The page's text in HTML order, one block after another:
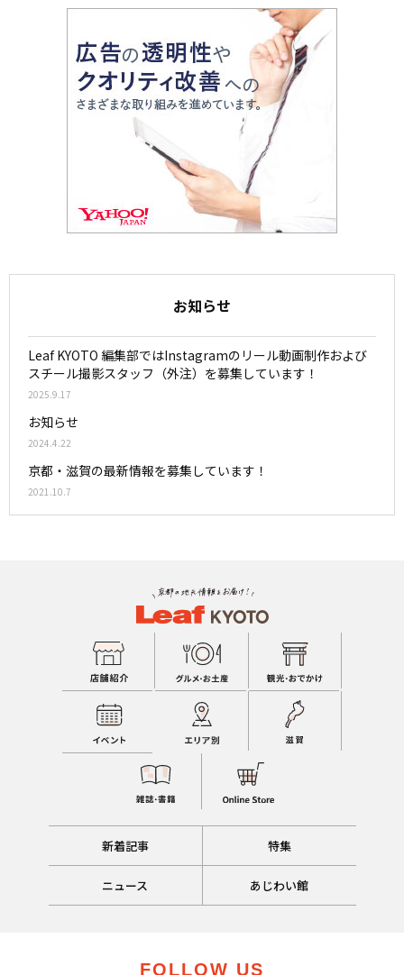
お知らせ
Leaf KYOTO 編集部ではInstagramのリール動画制作および
スチール撮影スタッフ（外注）を募集しています！
2025.9.17
お知らせ
2024.4.22
京都・滋賀の最新情報を募集しています！
2021.10.7
新着記事 特集
ニュース あじわい館
FOLLOW US